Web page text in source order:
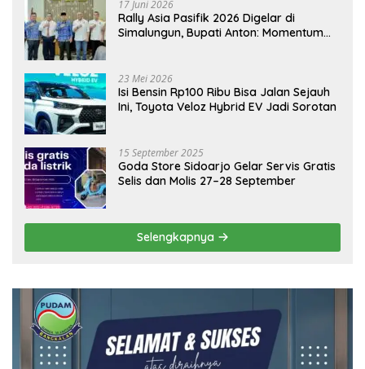
17 Juni 2026
Rally Asia Pasifik 2026 Digelar di
Simalungun, Bupati Anton: Momentum
23 Mei 2026
Isi Bensin Rp100 Ribu Bisa Jalan Sejauh
Ini, Toyota Veloz Hybrid EV Jadi Sorotan
15 September 2025
Goda Store Sidoarjo Gelar Servis Gratis
Selis dan Molis 27–28 September
Selengkapnya